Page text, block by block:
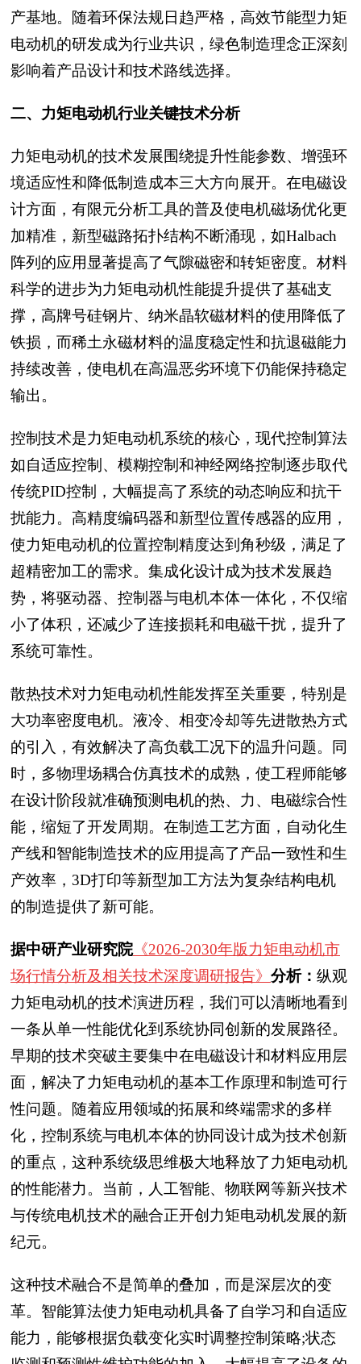
产基地。随着环保法规日趋严格，高效节能型力矩
电动机的研发成为行业共识，绿色制造理念正深刻
影响着产品设计和技术路线选择。
二、力矩电动机行业关键技术分析
力矩电动机的技术发展围绕提升性能参数、增强环
境适应性和降低制造成本三大方向展开。在电磁设
计方面，有限元分析工具的普及使电机磁场优化更
加精准，新型磁路拓扑结构不断涌现，如Halbach
阵列的应用显著提高了气隙磁密和转矩密度。材料
科学的进步为力矩电动机性能提升提供了基础支
撑，高牌号硅钢片、纳米晶软磁材料的使用降低了
铁损，而稀土永磁材料的温度稳定性和抗退磁能力
持续改善，使电机在高温恶劣环境下仍能保持稳定
输出。
控制技术是力矩电动机系统的核心，现代控制算法
如自适应控制、模糊控制和神经网络控制逐步取代
传统PID控制，大幅提高了系统的动态响应和抗干
扰能力。高精度编码器和新型位置传感器的应用，
使力矩电动机的位置控制精度达到角秒级，满足了
超精密加工的需求。集成化设计成为技术发展趋
势，将驱动器、控制器与电机本体一体化，不仅缩
小了体积，还减少了连接损耗和电磁干扰，提升了
系统可靠性。
散热技术对力矩电动机性能发挥至关重要，特别是
大功率密度电机。液冷、相变冷却等先进散热方式
的引入，有效解决了高负载工况下的温升问题。同
时，多物理场耦合仿真技术的成熟，使工程师能够
在设计阶段就准确预测电机的热、力、电磁综合性
能，缩短了开发周期。在制造工艺方面，自动化生
产线和智能制造技术的应用提高了产品一致性和生
产效率，3D打印等新型加工方法为复杂结构电机
的制造提供了新可能。
据中研产业研究院《2026-2030年版力矩电动机市
场行情分析及相关技术深度调研报告》 分析： 纵观
力矩电动机的技术演进历程，我们可以清晰地看到
一条从单一性能优化到系统协同创新的发展路径。
早期的技术突破主要集中在电磁设计和材料应用层
面，解决了力矩电动机的基本工作原理和制造可行
性问题。随着应用领域的拓展和终端需求的多样
化，控制系统与电机本体的协同设计成为技术创新
的重点，这种系统级思维极大地释放了力矩电动机
的性能潜力。当前，人工智能、物联网等新兴技术
与传统电机技术的融合正开创力矩电动机发展的新
纪元。
这种技术融合不是简单的叠加，而是深层次的变
革。智能算法使力矩电动机具备了自学习和自适应
能力，能够根据负载变化实时调整控制策略;状态